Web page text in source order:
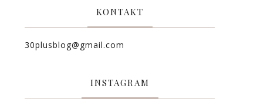
KONTAKT
30plusblog@gmail.com
INSTAGRAM